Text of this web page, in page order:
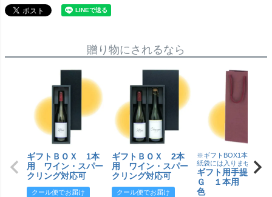
贈り物にされるなら
ギフトＢＯＸ 1本
用 ワイン・スパー
クリング対応可
クール便でお届け
ギフトＢＯＸ 2本
用 ワイン・スパー
クリング対応可
クール便でお届け
※ギフトBOX1本用はこ
紙袋には入りません
ギフト用手提げＢ
Ｇ １本用 エン
色